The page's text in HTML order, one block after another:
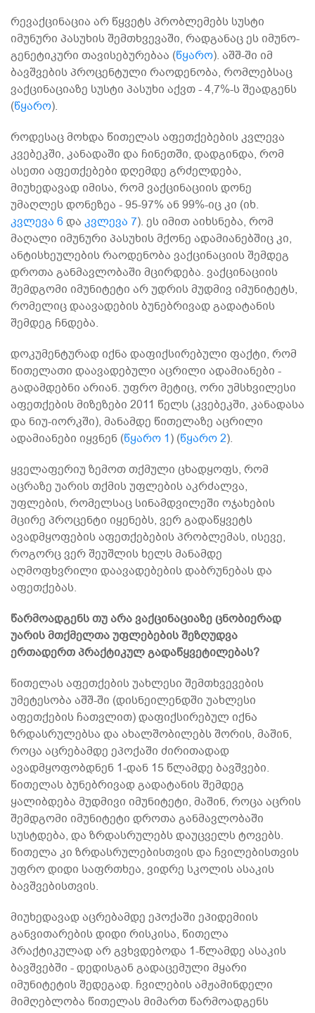
რევაქცინაცია არ წყვეტს პრობლემებს სუსტი
იმუნური პასუხის შემთხვევაში, რადგანაც ეს იმუნო-
გენეტიკური თავისებურებაა (წყარო). აშშ-ში იმ
ბავშვების პროცენტული რაოდენობა, რომლებსაც
ვაქცინაციაზე სუსტი პასუხი აქვთ - 4,7%-ს შეადგენს
(წყარო).
როდესაც მოხდა წითელას აფეთქებების კვლევა
კვებეკში, კანადაში და ჩინეთში, დადგინდა, რომ
ასეთი აფეთქებები დღემდე გრძელდება,
მიუხედავად იმისა, რომ ვაქცინაციის დონე
უმაღლეს დონეზეა - 95-97% ან 99%-იც კი (იხ.
კვლევა 6და კვლევა 7). ეს იმით აიხსნება, რომ
მაღალი იმუნური პასუხის მქონე ადამიანებშიც კი,
ანტისხეულების რაოდენობა ვაქცინაციის შემდეგ
დროთა განმავლობაში მცირდება. ვაქცინაციის
შემდგომი იმუნიტეტი არ უდრის მუდმივ იმუნიტეტს,
რომელიც დაავადების ბუნებრივად გადატანის
შემდეგ ჩნდება.
დოკუმენტურად იქნა დაფიქსირებული ფაქტი, რომ
წითელათი დაავადებული აცრილი ადამიანები -
გადამდებნი არიან. უფრო მეტიც, ორი უმსხვილესი
აფეთქების მიზეზები 2011 წელს (კვებეკში, კანადასა
და ნიუ-იორკში), მანამდე წითელაზე აცრილი
ადამიანები იყვნენ (წყარო 1) (წყარო 2).
ყველაფერიუ ზემოთ თქმული ცხადყოფს, რომ
აცრაზე უარის თქმის უფლების აკრძალვა,
უფლების, რომელსაც სინამდვილეში ოჯახების
მცირე პროცენტი იყენებს, ვერ გადაწყვეტს
ავადმყოფების აფეთქებების პრობლემას, ისევე,
როგორც ვერ შეუშლის ხელს მანამდე
აღმოფხვრილი დაავადებების დაბრუნებას და
აფეთქებას.
წარმოადგენს თუ არა ვაქცინაციაზე ცნობიერად
უარის მთქმელთა უფლებების შეზღუდვა
ერთადერთ პრაქტიკულ გადაწყვეტილებას?
წითელას აფეთქების უახლესი შემთხვევების
უმეტესობა აშშ-ში (დისნეილენდში უახლესი
აფეთქების ჩათვლით) დაფიქსირებულ იქნა
ზრდასრულებსა და ახალშობილებს შორის, მაშინ,
როცა აცრებამდე ეპოქაში ძირითადად
ავადმყოფობდნენ 1-დან 15 წლამდე ბავშვები.
წითელას ბუნებრივად გადატანის შემდეგ
ყალიბდება მუდმივი იმუნიტეტი, მაშინ, როცა აცრის
შემდგომი იმუნიტეტი დროთა განმავლობაში
სუსტდება, და ზრდასრულებს დაუცველს ტოვებს.
წითელა კი ზრდასრულებისთვის და ჩვილებისთვის
უფრო დიდი საფრთხეა, ვიდრე სკოლის ასაკის
ბავშვებისთვის.
მიუხედავად აცრებამდე ეპოქაში ეპიდემიის
განვითარების დიდი რისკისა, წითელა
პრაქტიკულად არ გვხვდებოდა 1-წლამდე ასაკის
ბავშვებში - დედისგან გადაცემული მყარი
იმუნიტეტის შედეგად. ჩვილების ამჟამინდელი
მიმღებლობა წითელას მიმართ წარმოადგენს